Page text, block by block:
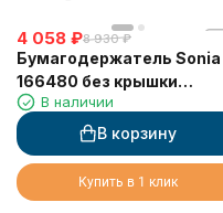
4 058 ₽8 930 ₽
Бумагодержатель Sonia
166480 без крышки
черный матовый
В наличии
В корзину
Купить в 1 клик